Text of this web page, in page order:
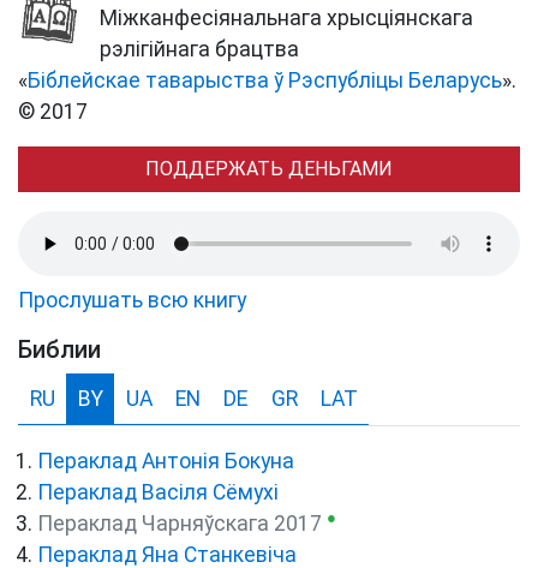
Міжканфесіянальнага хрысціянскага
рэлігійнага брацтва
«Біблейскае таварыства ў Рэспубліцы Беларусь».
© 2017
ПОДДЕРЖАТЬ ДЕНЬГАМИ
Прослушать всю книгу
Библии
RU BY UA EN DE GR LAT
Пераклад Антонія Бокуна
Пераклад Васіля Сёмухі
Пераклад Чарняўскага 2017 ●
Пераклад Яна Станкевіча